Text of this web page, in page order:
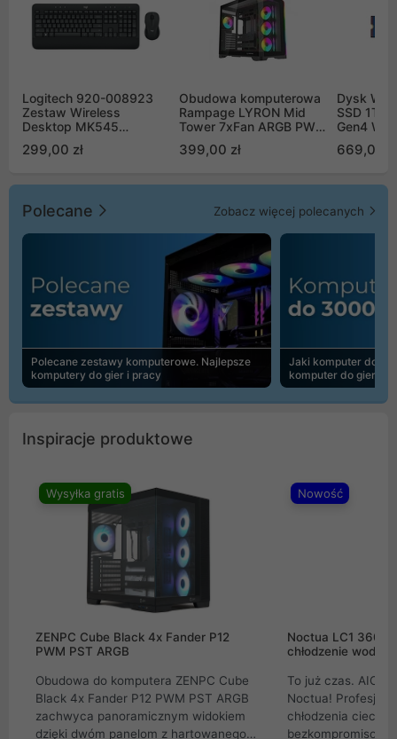
Logitech 920-008923
Zestaw Wireless
Desktop MK545
299,00 zł
Obudowa komputerowa
Rampage LYRON Mid
Tower 7xFan ARGB PWM
399,00 zł
Dysk WD
SSD 1TB
Gen4
669,00
Polecane Zobacz więcej polecanych
Polecane zestawy komputerowe. Najlepsze
komputery do gier i pracy
Jaki komputer do
komputer do gier |
Inspiracje produktowe
Wysyłka gratis
ZENPC Cube Black 4x Fander P12
PWM PST ARGB
Obudowa do komputera ZENPC Cube
Black 4x Fander P12 PWM PST ARGB
zachwyca panoramicznym widokiem
dzięki dwóm panelom z hartowanego
Nowość
Noctua LC1
chłodzenie wodne
To już czas. AIO
Noctua!
chłodzenia cieczą